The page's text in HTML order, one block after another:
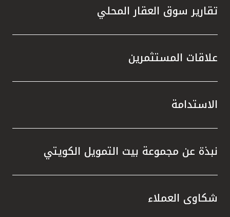
تقارير سوق العقار المحلي
علاقات المستثمرين
الاستدامة
نبذة عن مجموعة بيت التمويل الكويتي
شكاوى العملاء